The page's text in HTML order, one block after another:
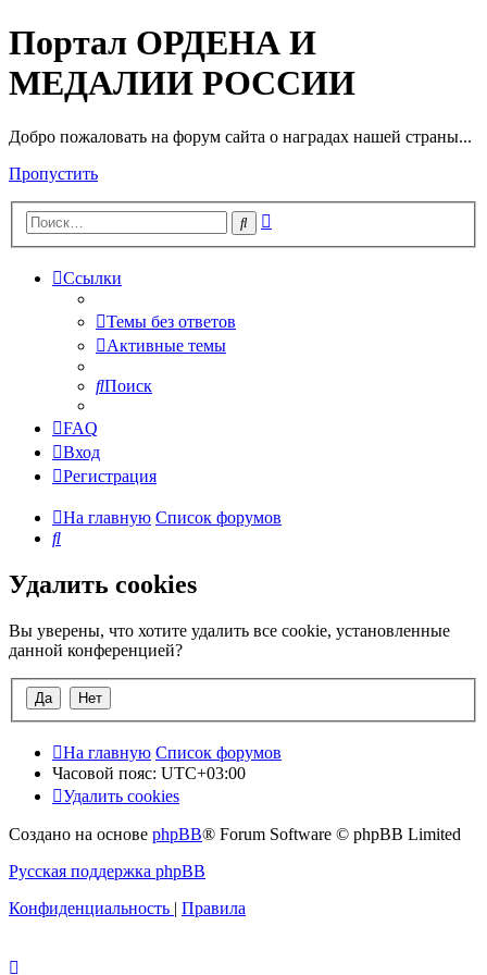
Портал ОРДЕНА И
МЕДАЛИИ РОССИИ
Добро пожаловать на форум сайта о наградах нашей страны...
Пропустить
Поиск
Ссылки
Темы без ответов
Активные темы
Поиск
FAQ
Вход
Регистрация
На главную Список форумов
Поиск
Удалить cookies
Вы уверены, что хотите удалить все cookie, установленные
данной конференцией?
На главную Список форумов
Часовой пояс: UTC+03:00
Удалить cookies
Создано на основе phpBB® Forum Software © phpBB Limited
Русская поддержка phpBB
Конфиденциальность | Правила